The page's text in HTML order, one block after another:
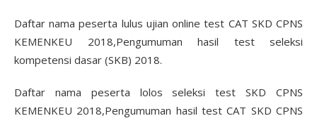
Daftar nama peserta lulus ujian online test CAT SKD CPNS
KEMENKEU 2018,Pengumuman hasil test seleksi
kompetensi dasar (SKB) 2018.
Daftar nama peserta lolos seleksi test SKD CPNS
KEMENKEU 2018,Pengumuman hasil test CAT SKD CPNS